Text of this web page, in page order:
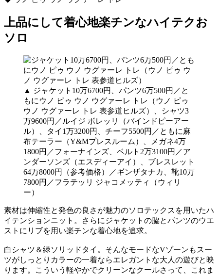
上品にして着心地楽チンなハイテクお
ソロ
▲ ジャケット10万6700円、パンツ6万500円／と
もにウノ ピゥ ウノ ウグァーレ トレ（ウノ ピゥ
ウノ ウグァーレ トレ 表参道ヒルズ）、シャツ3
万9600円／ルイジ ボレッリ（バインドピーアー
ル）、タイ1万3200円、チーフ5500円／ともに麻
布テーラー（Y&Mプレスルーム）、メガネ4万
1800円／フォーナインズ、ベルト2万3100円／ア
ンダーソンズ（エスディーアイ）、ブレスレット
64万8000円（参考価格）／ギンザタナカ、靴10万
7800円／フラテッリ ジャコメッティ（ウィリ
ー）
素材は伸縮性と発色の良さが魅力のソロテックスを用いたハ
イテンションニット。さらにジャケットの脇とパンツのウエ
ストにリブを用い楽チンな着心地を追求。
白シャツ＆緑ソリッドタイ。そんなモードなVゾーンもスー
ツがしっとりカラーの一着ならエレガントな大人の遊びと映
ります。こういう軽やかでクリーンなクールさって、これま